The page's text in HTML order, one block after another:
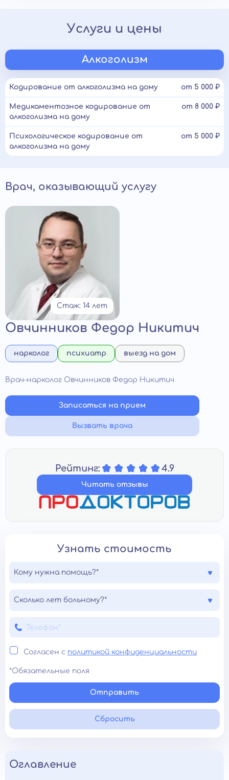
Услуги и цены
Алкоголизм
Кодирование от алкоголизма на дому от 5 000 ₽
Медикаментозное кодирование от
алкоголизма на дому
от 8 000 ₽
Психологическое кодирование от
алкоголизма на дому
от 5 000 ₽
Врач, оказывающий услугу
Стаж: 14 лет
Овчинников Федор Никитич
нарколог психиатр выезд на дом
Врач-нарколог Овчинников Федор Никитич
Записаться на прием
Вызвать врача
Рейтинг: 4.9
Читать отзывы
Узнать стоимость
Кому нужна помощь?*
Сколько лет больному?*
Согласен с политикой конфиденциальности
*Обязательные поля
Отправить
Сбросить
Оглавление